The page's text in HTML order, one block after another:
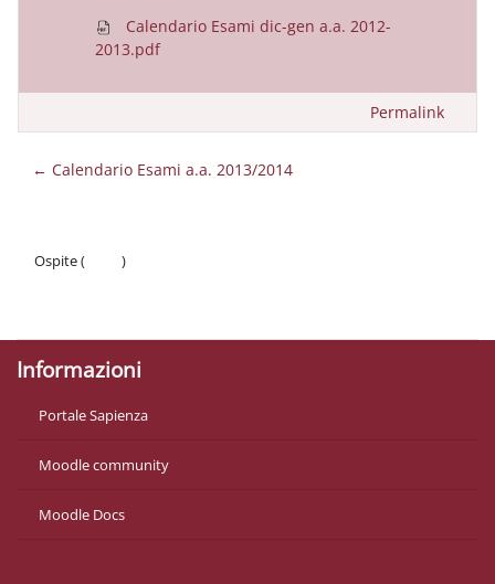
Calendario Esami dic-gen a.a. 2012-
2013.pdf
Permalink
← Calendario Esami a.a. 2013/2014
Ospite (
)
Informazioni
Portale Sapienza
Moodle community
Moodle Docs